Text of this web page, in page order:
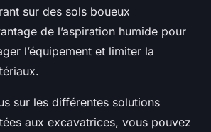
sur des sols boueux
de l’aspiration humide pour
l’équipement et limiter la
sur les différentes solutions
aux excavatrices, vous pouvez